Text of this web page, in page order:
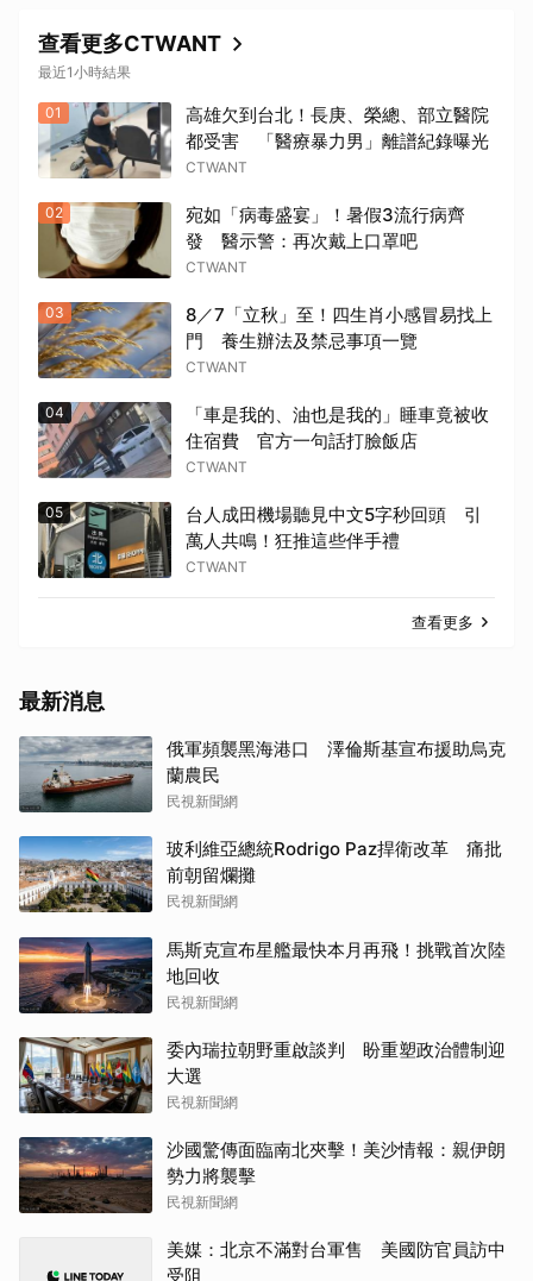
查看更多CTWANT
最近1小時結果
01
高雄欠到台北！長庚、榮總、部立醫院
都受害 「醫療暴力男」離譜紀錄曝光
CTWANT
02
宛如「病毒盛宴」！暑假3流行病齊
發 醫示警：再次戴上口罩吧
CTWANT
03
8／7「立秋」至！四生肖小感冒易找上
門 養生辦法及禁忌事項一覽
CTWANT
04
「車是我的、油也是我的」睡車竟被收
住宿費 官方一句話打臉飯店
CTWANT
05
台人成田機場聽見中文5字秒回頭 引
萬人共鳴！狂推這些伴手禮
CTWANT
查看更多
最新消息
俄軍頻襲黑海港口 澤倫斯基宣布援助烏克
蘭農民
民視新聞網
玻利維亞總統Rodrigo Paz捍衛改革 痛批
前朝留爛攤
民視新聞網
馬斯克宣布星艦最快本月再飛！挑戰首次陸
地回收
民視新聞網
委內瑞拉朝野重啟談判 盼重塑政治體制迎
大選
民視新聞網
沙國驚傳面臨南北夾擊！美沙情報：親伊朗
勢力將襲擊
民視新聞網
美媒：北京不滿對台軍售 美國防官員訪中
受阻